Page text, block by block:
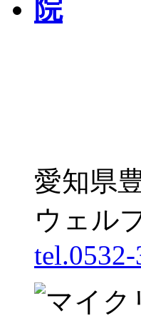
愛知県
ウェル